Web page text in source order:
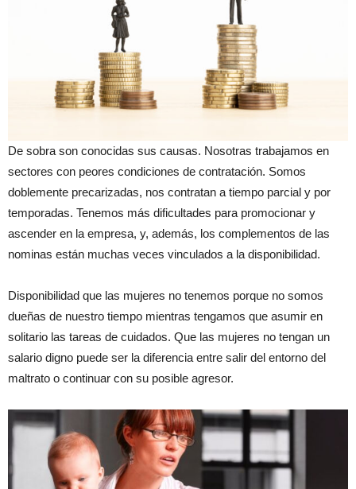
De sobra son conocidas sus causas. Nosotras trabajamos en
sectores con peores condiciones de contratación. Somos
doblemente precarizadas, nos contratan a tiempo parcial y por
temporadas. Tenemos más dificultades para promocionar y
ascender en la empresa, y, además, los complementos de las
nominas están muchas veces vinculados a la disponibilidad.
Disponibilidad que las mujeres no tenemos porque no somos
dueñas de nuestro tiempo mientras tengamos que asumir en
solitario las tareas de cuidados. Que las mujeres no tengan un
salario digno puede ser la diferencia entre salir del entorno del
maltrato o continuar con su posible agresor.